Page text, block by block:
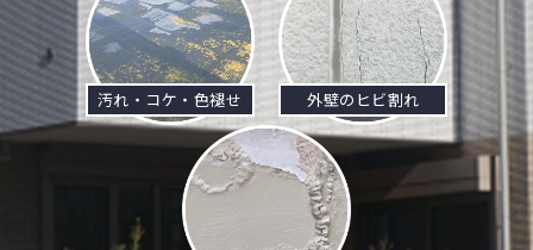
汚れ・コケ・色褪せ 外壁のヒビ割れ